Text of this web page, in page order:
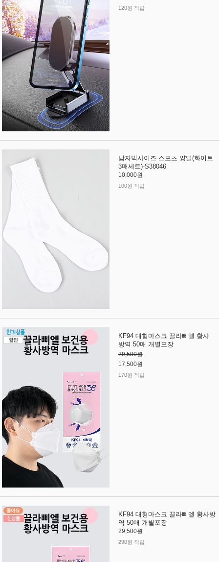
120원 적립
남자빅사이즈 스포츠 양말(화이트
3매세트)-S38046
10,000원
100원 적립
KF94 대형마스크 끌라삐엘 황사
방역 50매 개별포장
29,500원
17,500원
170원 적립
KF94 대형마스크 끌라삐엘 황사방
역 50매 개별포장
29,500원
290원 적립